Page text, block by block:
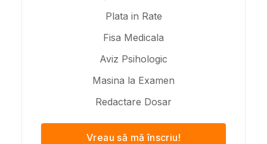
Plata in Rate
Fisa Medicala
Aviz Psihologic
Masina la Examen
Redactare Dosar
Vreau să mă înscriu!